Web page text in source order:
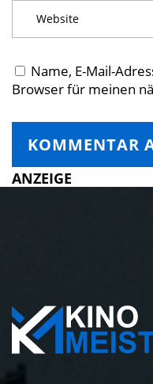
Name, E-Mail-
Browser für meinen
ANZEIGE